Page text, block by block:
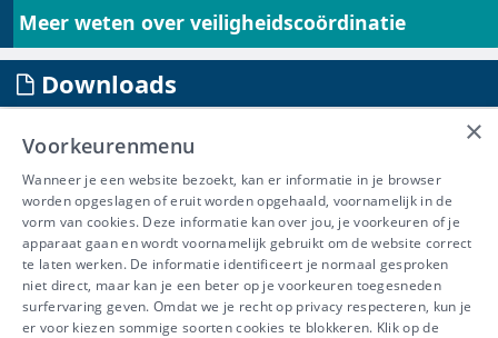
Meer weten over veiligheidscoördinatie
Downloads
aanvraag offerte veiligheidscoördinatie en EPB
Overzicht toepassing van
Veiligheidscoördinatie.png
Welzijnswet van 4 augustus 1996.pdf
Koninklijk Besluit van 25 januari 2001.pdf
Getuigenis WZC Ave Maria
×
Voorkeurenmenu
Wanneer je een website bezoekt, kan er informatie in je browser
worden opgeslagen of eruit worden opgehaald, voornamelijk in de
vorm van cookies. Deze informatie kan over jou, je voorkeuren of je
apparaat gaan en wordt voornamelijk gebruikt om de website correct
te laten werken. De informatie identificeert je normaal gesproken
niet direct, maar kan je een beter op je voorkeuren toegesneden
surfervaring geven. Omdat we je recht op privacy respecteren, kun je
er voor kiezen sommige soorten cookies te blokkeren. Klik op de